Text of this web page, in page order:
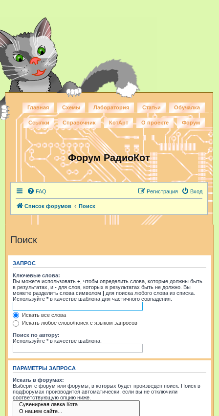
Главная Схемы Лаборатория Статьи Обучалка
Ссылки Справочник КотАрт О проекте Форум
Форум РадиоКот
FAQ Вход
Регистрация
Список форумов Поиск
Поиск
ЗАПРОС
Ключевые слова:
Вы можете использовать + , чтобы определить слова, которые должны быть
в результатах, и - для слов, которых в результатах быть не должно. Вы
можете разделить слова символом | для поиска любого слова из списка.
Используйте *в качестве шаблона для частичного совпадения.
Искать все слова
Искать любое слово/поиск с языком запросов
Поиск по автору:
Используйте * в качестве шаблона.
ПАРАМЕТРЫ ЗАПРОСА
Искать в форумах:
Выберите форум или форумы, в которых будет произведён поиск. Поиск в
подфорумах производится автоматически, если вы не отключили
соответствующую опцию ниже.